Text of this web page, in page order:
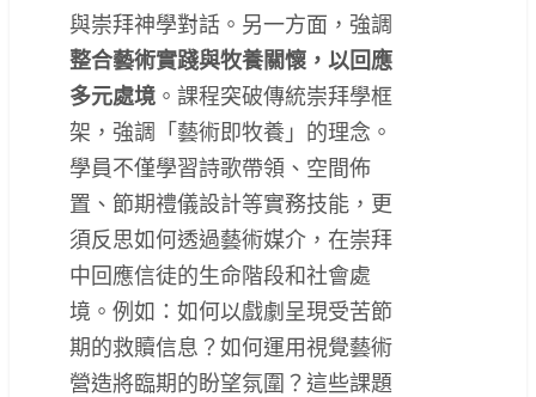
與崇拜神學對話。另一方面，強調
整合藝術實踐與牧養關懷，以回應
多元處境 。課程突破傳統崇拜學框
架，強調「藝術即牧養」的理念。
學員不僅學習詩歌帶領、空間佈
置、節期禮儀設計等實務技能，更
須反思如何透過藝術媒介，在崇拜
中回應信徒的生命階段和社會處
境。例如：如何以戲劇呈現受苦節
期的救贖信息？如何運用視覺藝術
營造將臨期的盼望氛圍？這些課題